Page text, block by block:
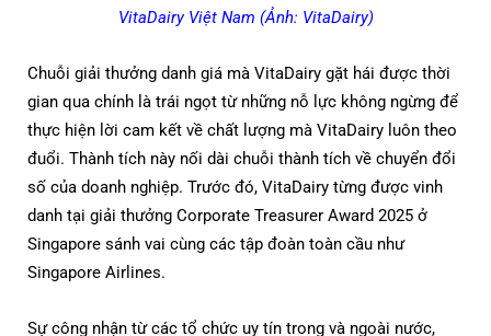
VitaDairy Việt Nam (Ảnh: VitaDairy)
Chuỗi giải thưởng danh giá mà VitaDairy gặt hái được thời
gian qua chính là trái ngọt từ những nỗ lực không ngừng để
thực hiện lời cam kết về chất lượng mà VitaDairy luôn theo
đuổi. Thành tích này nối dài chuỗi thành tích về chuyển đổi
số của doanh nghiệp. Trước đó, VitaDairy từng được vinh
danh tại giải thưởng Corporate Treasurer Award 2025 ở
Singapore sánh vai cùng các tập đoàn toàn cầu như
Singapore Airlines.
Sự công nhận từ các tổ chức uy tín trong và ngoài nước,